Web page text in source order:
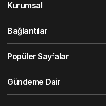
Kurumsal
Bağlantılar
Popüler Sayfalar
Gündeme Dair